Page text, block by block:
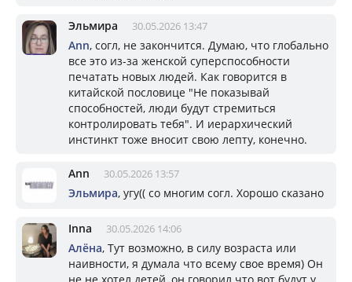
Эльмира 30.05.2026 13:47
Ann, согл, не закончится. Думаю, что глобально
все это из-за женской суперспособности
печатать новых людей. Как говорится в
китайской пословице "Не показывай
способностей, люди будут стремиться
контролировать тебя". И иерархический
инстинкт тоже вносит свою лепту, конечно.
Ann 30.05.2026 13:57
Эльмира, угу(( со многим согл. Хорошо сказано
Inna 30.05.2026 14:06
Алёна, Тут возможно, в силу возраста или
наивности, я думала что всему свое время) Он